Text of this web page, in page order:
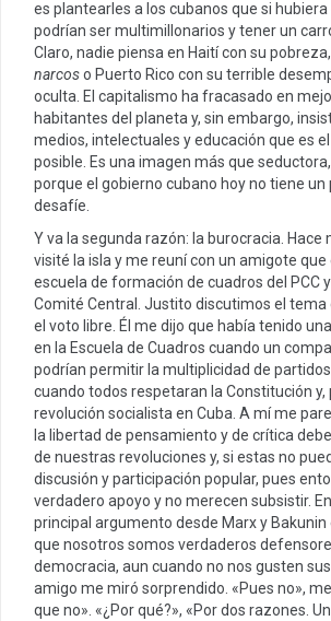
es plantearles a los cubanos que si
podrían ser multimillonarios y tener un
Claro, nadie piensa en Haití con su
narcoso Puerto Rico con su terrible
oculta. El capitalismo ha fracasado en
habitantes del planeta y, sin embargo,
medios, intelectuales y educación que es
posible. Es una imagen más que
porque el gobierno cubano hoy no tiene un
desafíe.
Y va la segunda razón: la burocracia. Hace
visité la isla y me reuní con un amigote que
escuela de formación de cuadros del PCC
Comité Central. Justito discutimos el tema
el voto libre. Él me dijo que había tenido
en la Escuela de Cuadros cuando un
podrían permitir la multiplicidad de
cuando todos respetaran la Constitución y,
revolución socialista en Cuba. A mí me
la libertad de pensamiento y de crítica
de nuestras revoluciones y, si estas no
discusión y participación popular, pues
verdadero apoyo y no merecen subsistir.
principal argumento desde Marx y Bakunin
que nosotros somos verdaderos
democracia, aun cuando no nos gusten
amigo me miró sorprendido. «Pues no»,
que no». «¿Por qué?», «Por dos razones.